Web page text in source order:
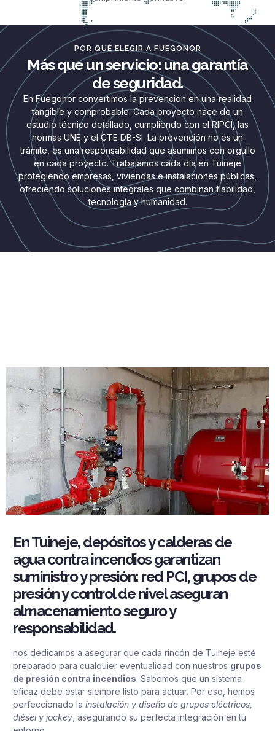
POR QUÉ ELEGIR A FUEGONOR
Más que un servicio: una garantía
de seguridad.
En Fuegonor convertimos la prevención en una realidad
tangible y comprobable. Cada proyecto nace de un
estudio técnico detallado, cumpliendo con el RIPCI, las
normas UNE y el CTE DB-SI. La prevención no es un
trámite, es una responsabilidad que asumimos con orgullo
en cada proyecto. Trabajamos cada día en Tuineje
protegiendo empresas, viviendas e instalaciones públicas,
ofreciendo soluciones integrales que combinan fiabilidad,
tecnología y humanidad.
En Tuineje, depósitos y calderas de
agua contra incendios garantizan
suministro y presión: red PCI, grupos de
presión y control de nivel aseguran
almacenamiento seguro y
responsabilidad.
nos dedicamos a asegurar que cada rincón de Tuineje esté
preparado para cualquier eventualidad con nuestros grupos
de presión contra incendios. Sabemos que un sistema
eficaz debe estar siempre listo para actuar. Por eso, hemos
perfeccionado la instalación y diseño de grupos eléctricos,
diésel y jockey , asegurando su perfecta integración en tu